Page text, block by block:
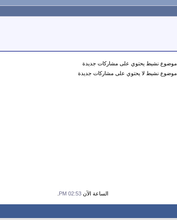
موضوع نشيط يحتوي على مشاركات جديدة
موضوع نشيط لا يحتوي على مشاركات جديدة
الساعة الآن 02:53 PM